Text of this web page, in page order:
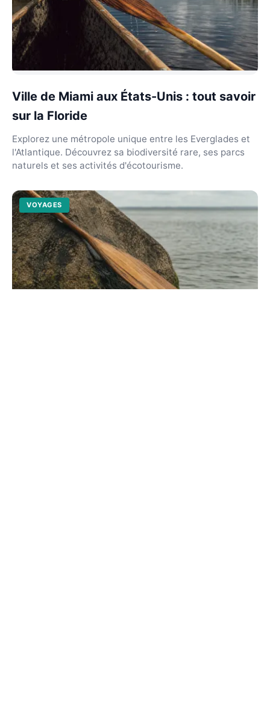
Ville de Miami aux États-Unis : tout savoir
sur la Floride
Explorez une métropole unique entre les Everglades et
l'Atlantique. Découvrez sa biodiversité rare, ses parcs
naturels et ses activités d'écotourisme.
VOYAGES